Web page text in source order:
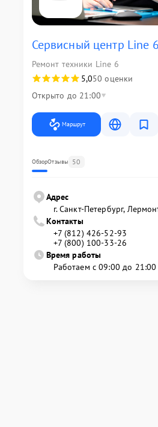
Сервисный центр Line 6
Ремонт техники Line 6
5,050 оценки
Открыто до 21:00
Маршрут
ОбзорОтзывы 50
Адрес
г. Санкт-Петербург,
Контакты
+7 (812) 426-52-93
+7 (800) 100-33-26
Время работы
Работаем с 09:00 до 21:00